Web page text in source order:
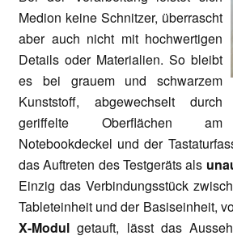
Medion keine Schnitzer, überrascht
aber auch nicht mit hochwertigen
Details oder Materialien. So bleibt
es bei grauem und schwarzem
Kunststoff, abgewechselt durch
geriffelte Oberflächen am
Notebookdeckel und der
das Auftreten des Testgeräts als
Einzig das Verbindungsstück
Tableteinheit und der Basiseinheit,
X-Modul getauft, lässt das